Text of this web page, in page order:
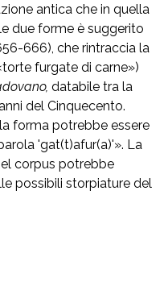
antica che in quella
due forme è suggerito
666), che rintraccia la
furgate di carne»)
databile tra la
del Cinquecento.
forma potrebbe essere
'gat(t)afur(a)'». La
corpus potrebbe
possibili storpiature del